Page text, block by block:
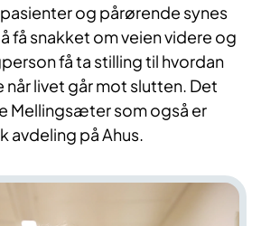
og pårørende synes
få snakket om veien videre og
få ta stilling til hvordan
når livet går mot slutten. Det
Mellingsæter som også er
avdeling på Ahus.